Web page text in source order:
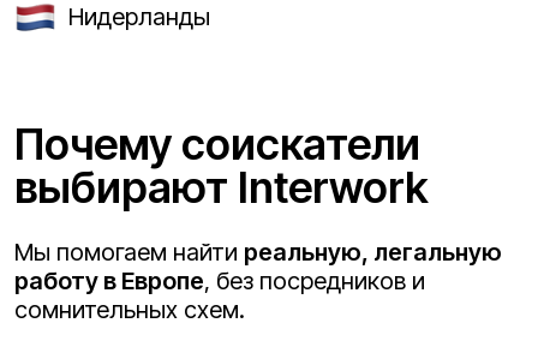
Нидерланды
Почему соискатели
выбирают Interwork
Мы помогаем найти реальную, легальную
работу в Европе, без посредников и
сомнительных схем.